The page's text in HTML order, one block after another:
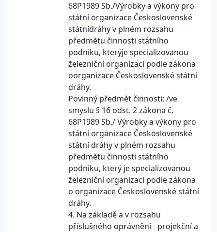
68P1989 Sb./Výrobky a výkony pro
státní organizace Československé
státnídráhy v plném rozsahu
předmětu činnosti státního
podniku, kterýje specializovanou
železniční organizací podle zákona
oorganizace Československé státní
dráhy.
Povinný předmět činnosti: /ve
smyslu § 16 odst. 2 zákona č.
68P1989 Sb./ Výrobky a výkony pro
státní organizace Československé
státní dráhy v plném rozsahu
předmětu činnosti státního
podniku, který je specializovanou
železniční organizací podle zákona
o organizace Československé státní
dráhy.
4. Na základě a v rozsahu
příslušného oprávnění - projekční a